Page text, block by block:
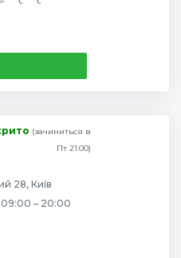
(зачиниться в
Пт 21:00)
28, Київ
– 20:00